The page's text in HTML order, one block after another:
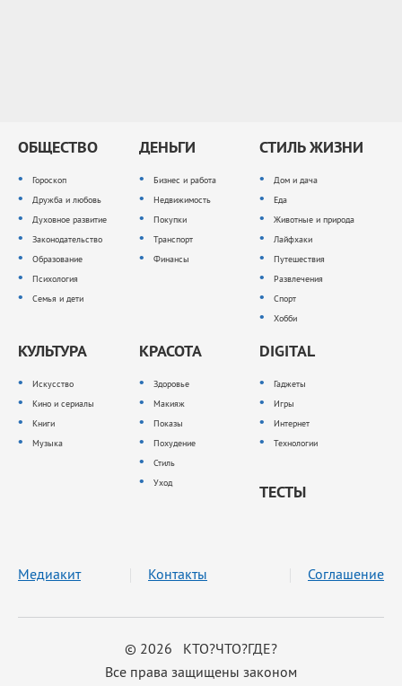
ОБЩЕСТВО
Гороскоп
Дружба и любовь
Духовное развитие
Законодательство
Образование
Психология
Семья и дети
ДЕНЬГИ
Бизнес и работа
Недвижимость
Покупки
Транспорт
Финансы
СТИЛЬ ЖИЗНИ
Дом и дача
Еда
Животные и природа
Лайфхаки
Путешествия
Развлечения
Спорт
Хобби
КУЛЬТУРА
Искусство
Кино и сериалы
Книги
Музыка
КРАСОТА
Здоровье
Макияж
Показы
Похудение
Стиль
Уход
DIGITAL
Гаджеты
Игры
Интернет
Технологии
ТЕСТЫ
© 2026 КТО?ЧТО?ГДЕ?
Все права защищены законом
Медиакит Контакты Соглашение